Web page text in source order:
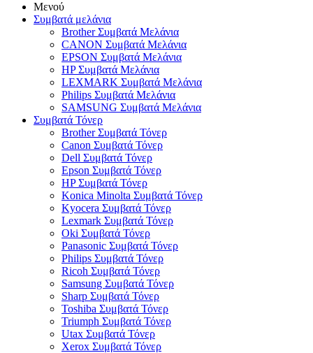
Μενού
Συμβατά μελάνια
Brother Συμβατά Μελάνια
CANON Συμβατά Μελάνια
EPSON Συμβατά Μελάνια
HP Συμβατά Μελάνια
LEXMARK Συμβατά Μελάνια
Philips Συμβατά Μελάνια
SAMSUNG Συμβατά Μελάνια
Συμβατά Τόνερ
Brother Συμβατά Τόνερ
Canon Συμβατά Τόνερ
Dell Συμβατά Τόνερ
Epson Συμβατά Τόνερ
HP Συμβατά Τόνερ
Konica Minolta Συμβατά Τόνερ
Kyocera Συμβατά Τόνερ
Lexmark Συμβατά Τόνερ
Oki Συμβατά Τόνερ
Panasonic Συμβατά Τόνερ
Philips Συμβατά Τόνερ
Ricoh Συμβατά Τόνερ
Samsung Συμβατά Τόνερ
Sharp Συμβατά Τόνερ
Toshiba Συμβατά Τόνερ
Triumph Συμβατά Τόνερ
Utax Συμβατά Τόνερ
Xerox Συμβατά Τόνερ